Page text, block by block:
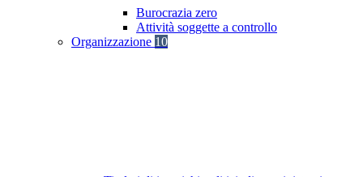
Burocrazia zero
Attività soggette a controllo
Organizzazione 10